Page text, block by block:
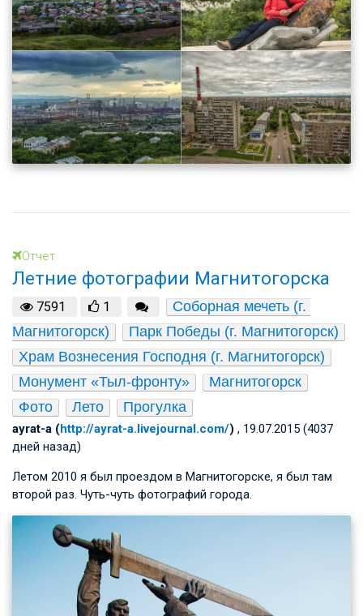
Отчет
Летние фотографии Магнитогорска
7591 1
Соборная мечеть (г.
Магнитогорск)
Парк Победы (г. Магнитогорск)
Храм Вознесения Господня (г. Магнитогорск)
Монумент «Тыл-фронту»
Магнитогорск
Фото
Лето Прогулка
ayrat-a (http://ayrat-a.livejournal.com/) , 19.07.2015 (4037
дней назад)
Летом 2010 я был проездом в Магнитогорске, я был там
второй раз. Чуть-чуть фотографий города.